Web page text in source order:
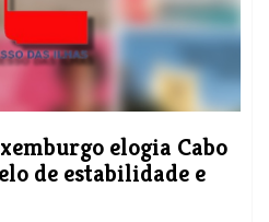
elogia Cabo
de estabilidade e